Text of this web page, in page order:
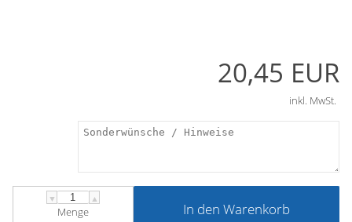
20,45 EUR
inkl. MwSt.
▼ ▲
Menge In den Warenkorb